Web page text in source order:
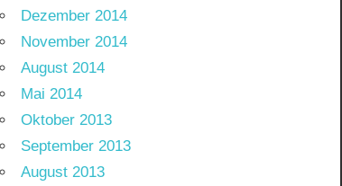
Dezember 2014
November 2014
August 2014
Mai 2014
Oktober 2013
September 2013
August 2013